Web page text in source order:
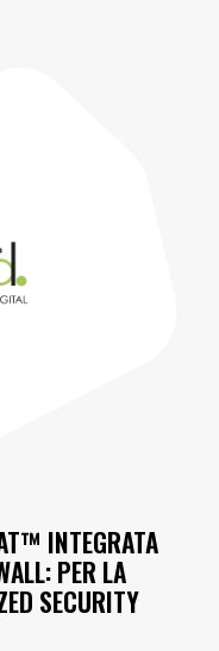
INTEGRATA
PER LA
SECURITY